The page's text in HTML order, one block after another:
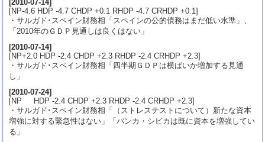
[2010-07-14]
[NP-4.6 HDP -4.7 CHDP +0.1 RHDP -4.7 CRHDP +0.1]
・サルガド･スペイン財務相「スペインの公的債務はまだ低い水準」、
「2010年のＧＤＰ見通しは良くはない」
[2010-07-14]
[NP+2.0 HDP -2.4 CHDP +2.3 RHDP -2.4 CRHDP +2.3]
・サルガド･スペイン財務相「四半期ＧＤＰは横ばいか増加する見通
し」
[2010-07-24]
[NP HDP -2.4 CHDP +2.3 RHDP -2.4 CRHDP +2.3]
・サルガド･スペイン財務相「（ストレステストについて）新たな資本
増強に対する緊急性はない」「バンカ・シビカは既に資本を増強してい
る」